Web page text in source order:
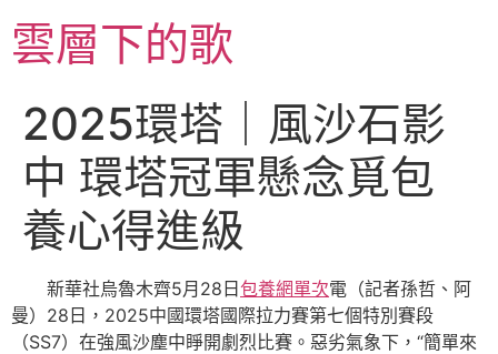
至雲層下的歌
2025環塔｜風沙石影
中 環塔冠軍懸念覓包
養心得進級
新華社烏魯木齊5月28日 包養網單次電（記者孫哲、阿
曼）28日，2025中國環塔國際拉力賽第七個特別賽段
（SS7）在強風沙塵中睜開劇烈比賽。惡劣氣象下，“簡單來